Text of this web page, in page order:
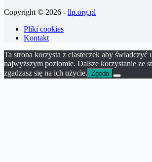
Copyright © 2026 - llp.org.pl
Pliki cookies
Kontakt
Ta strona korzysta z ciasteczek aby świadczyć
najwyższym poziomie. Dalsze korzystanie ze
zgadzasz się na ich użycie. Zgoda